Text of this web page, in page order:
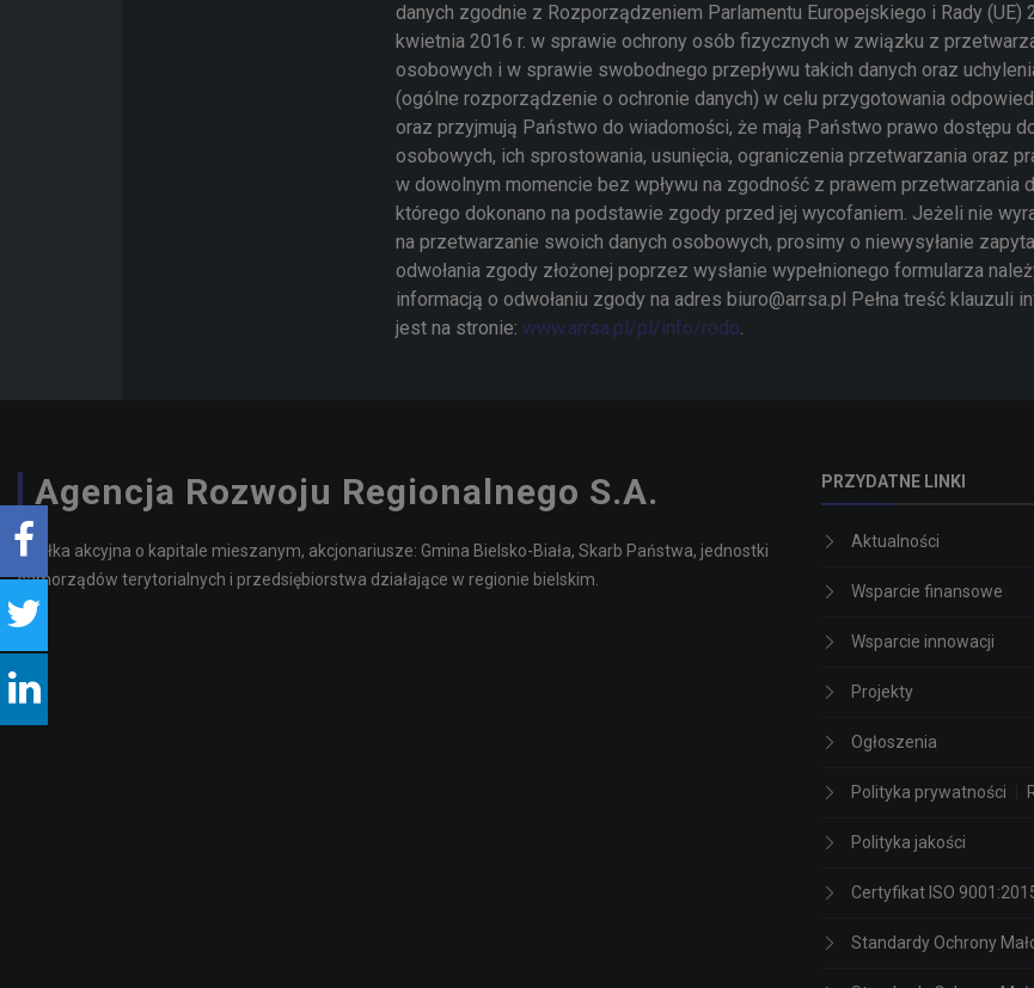
danych zgodnie z Rozporządzeniem Parlamentu Europejskiego i Rady
kwietnia 2016 r. w sprawie ochrony osób fizycznych w związku z
osobowych i w sprawie swobodnego przepływu takich danych oraz
(ogólne rozporządzenie o ochronie danych) w celu przygotowania
oraz przyjmują Państwo do wiadomości, że mają Państwo prawo dostępu
osobowych, ich sprostowania, usunięcia, ograniczenia przetwarzania oraz
w dowolnym momencie bez wpływu na zgodność z prawem przetwarzania
którego dokonano na podstawie zgody przed jej wycofaniem. Jeżeli nie
na przetwarzanie swoich danych osobowych, prosimy o niewysyłanie
odwołania zgody złożonej poprzez wysłanie wypełnionego formularza
informacją o odwołaniu zgody na adres biuro@arrsa.pl Pełna treść klauzuli
jest na stronie: www.arrsa.pl/pl/info/rodo.
Agencja Rozwoju Regionalnego S.A.
Spółka akcyjna o kapitale mieszanym, akcjonariusze: Gmina Bielsko-Biała, Skarb Państwa, jednostki
samorządów terytorialnych i przedsiębiorstwa działające w regionie bielskim.
PRZYDATNE LINKI
Aktualności
Wsparcie finansowe
Wsparcie innowacji
Projekty
Ogłoszenia
Polityka prywatności
Polityka jakości
Certyfikat ISO
Standardy Ochrony